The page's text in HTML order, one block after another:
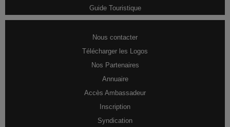
Guide Touristique
Nous contacter
Télécharger les Logos
Nos Partenaires
Annuaire
Accès Ambassadeur
Inscription
Syndication